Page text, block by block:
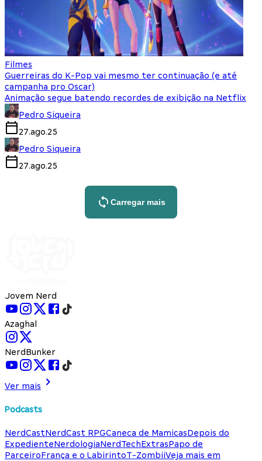
Filmes
Guerreiras do K-Pop vai mesmo ter continuação (e até
campanha pro Oscar)
Animação segue batendo recordes de exibição na Netflix
Pedro Siqueira
27.ago.25
Pedro Siqueira
27.ago.25
Carregar mais
Jovem Nerd
Azaghal
NerdBunker
Ver mais
Podcasts
NerdCastNerdCast RPGCaneca de MamicasDepois do
ExpedienteNerdologiaNerdTechExtrasPapo de
ParceiroFrança e o LabirintoT-ZombiiVeja mais em